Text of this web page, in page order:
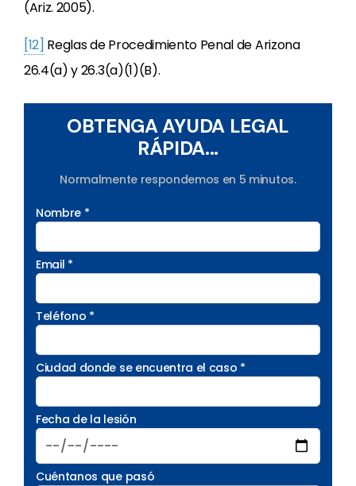
(Ariz. 2005).
[12] Reglas de Procedimiento Penal de Arizona
26.4(a) y 26.3(a)(1)(B).
OBTENGA AYUDA LEGAL
RÁPIDA...
Normalmente respondemos en 5 minutos.
Nombre *
Email *
Teléfono *
Ciudad donde se encuentra el caso *
Fecha de la lesión
Cuéntanos que pasó